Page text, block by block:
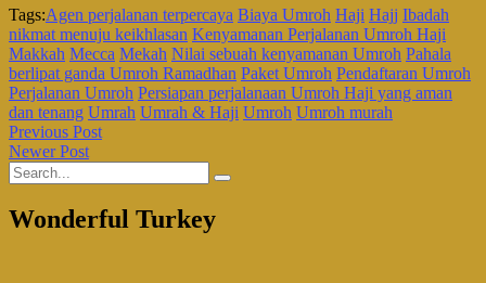
Tags:Agen perjalanan terpercaya Biaya Umroh Haji Hajj Ibadah
nikmat menuju keikhlasan Kenyamanan Perjalanan Umroh Haji
Makkah Mecca Mekah Nilai sebuah kenyamanan Umroh Pahala
berlipat ganda Umroh Ramadhan Paket Umroh Pendaftaran Umroh
Perjalanan Umroh Persiapan perjalanaan Umroh Haji yang aman
dan tenang Umrah Umrah & Haji Umroh Umroh murah
Previous Post
Newer Post
Wonderful Turkey